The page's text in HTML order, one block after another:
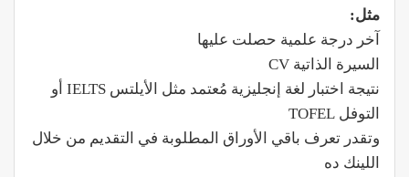
مثل:
آخر درجة علمية حصلت عليها
السيرة الذاتية CV
نتيجة اختبار لغة إنجليزية مُعتمد مثل الأيلتس IELTS أو
التوفل TOFEL
وتقدر تعرف باقي الأوراق المطلوبة في التقديم من خلال
اللينك ده